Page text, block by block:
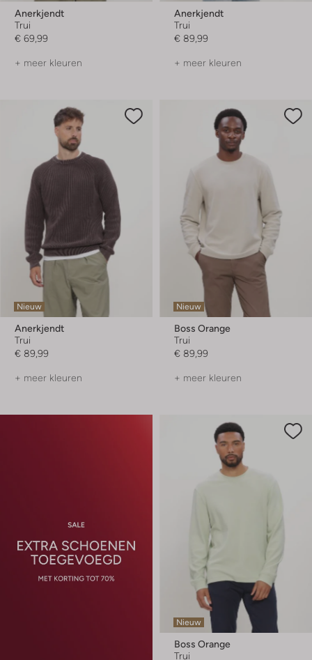
Anerkjendt
Trui
€ 69,99
+ meer kleuren
Anerkjendt
Trui
€ 89,99
+ meer kleuren
Nieuw
Anerkjendt
Trui
€ 89,99
+ meer kleuren
Nieuw
Boss Orange
Trui
€ 89,99
+ meer kleuren
Nieuw
Boss Orange
Trui